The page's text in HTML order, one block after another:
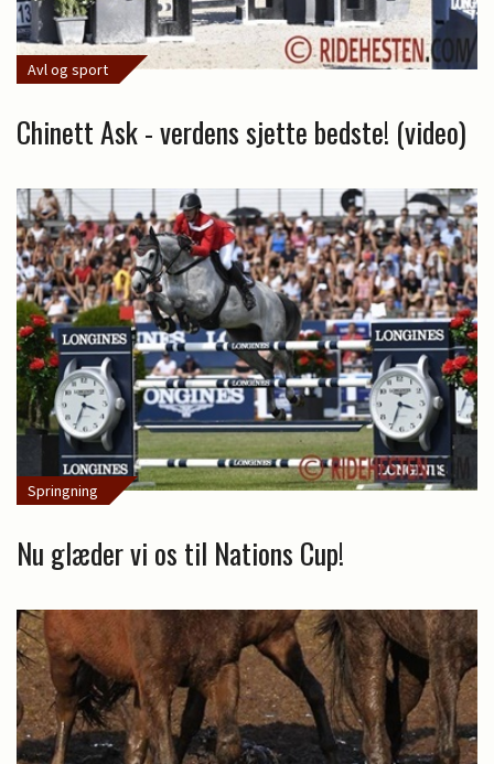
Avl og sport
Chinett Ask - verdens sjette bedste! (video)
Springning
Nu glæder vi os til Nations Cup!